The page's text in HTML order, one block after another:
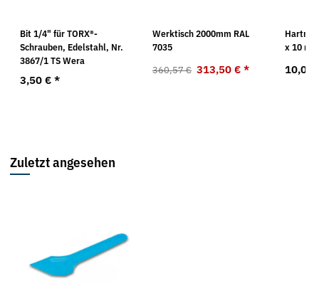
Bit 1/4" für TORX®-
Schrauben, Edelstahl, Nr.
3867/1 TS Wera
3,50 € *
Werktisch 2000mm RAL
7035
360,57 € 313,50 € *
x 10 mm
10,09
Zuletzt angesehen